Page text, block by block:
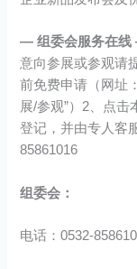
— 组委会服务在
意向参展或参观请
前免费申请（网址
展/参观”）2、点击
登记，并由专人客
85861016
组委会：
电话：0532-